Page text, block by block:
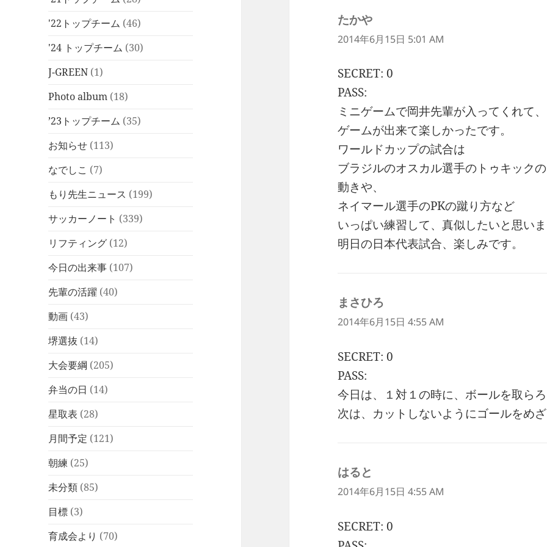
'22トップチーム (46)
'24 トップチーム (30)
J-GREEN (1)
Photo album (18)
’23トップチーム (35)
お知らせ (113)
なでしこ (7)
もり先生ニュース (199)
サッカーノート (339)
リフティング (12)
今日の出来事 (107)
先輩の活躍 (40)
動画 (43)
堺選抜 (14)
大会要綱 (205)
弁当の日 (14)
星取表 (28)
月間予定 (121)
朝練 (25)
未分類 (85)
目標 (3)
育成会より (70)
たかや
り:
2014年6月15日 5:01 AM
SECRET: 0
PASS:
ミニゲームで岡井先輩が入ってくれて、
ゲームが出来て楽しかったです。
ワールドカップの試合は
ブラジルのオスカル選手のトゥキックの
動きや、
ネイマール選手のPKの蹴り方など
いっぱい練習して、真似したいと思い
明日の日本代表試合、楽しみです。
まさひろ
り:
2014年6月15日 4:55 AM
SECRET: 0
PASS:
今日は、１対１の時に、ボールを取ら
次は、カットしないようにゴールをめ
はると
り:
2014年6月15日 4:55 AM
SECRET: 0